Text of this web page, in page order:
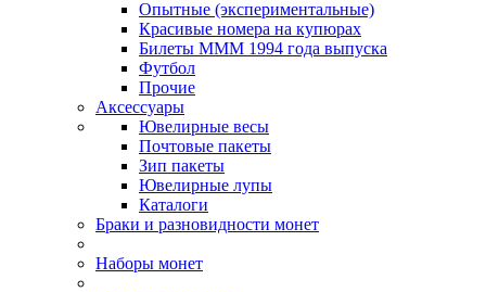
Опытные (экспериментальные)
Красивые номера на купюрах
Билеты МММ 1994 года выпуска
Футбол
Прочие
Аксессуары
Ювелирные весы
Почтовые пакеты
Зип пакеты
Ювелирные лупы
Каталоги
Браки и разновидности монет
Наборы монет